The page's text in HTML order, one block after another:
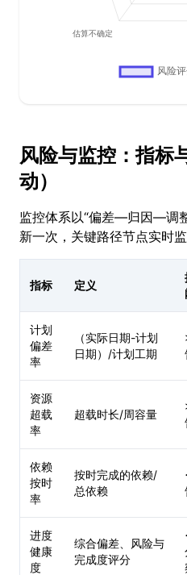
风险与监控：指标
动）
监控体系以“偏差—归因—调
新一次，关键路径节点实时监
指标 定义
计划
偏差
率
（实际日期-计划
日期）/计划工期
资源
超载
率
超载时长/周容量
依赖
按时
率
按时完成的依赖/
总依赖
进度
健康
度
综合偏差、风险与
完成度评分